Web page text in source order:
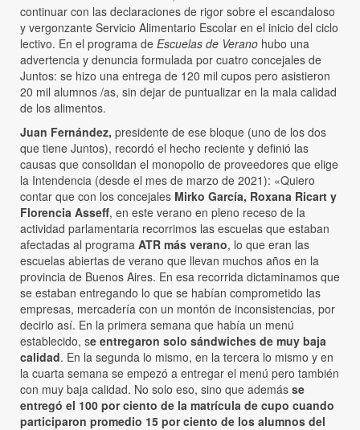
continuar con las declaraciones de rigor sobre el escandaloso
y vergonzante Servicio Alimentario Escolar en el inicio del ciclo
lectivo. En el programa de Escuelas de Verano hubo una
advertencia y denuncia formulada por cuatro concejales de
Juntos: se hizo una entrega de 120 mil cupos pero asistieron
20 mil alumnos /as, sin dejar de puntualizar en la mala calidad
de los alimentos.
Juan Fernández, presidente de ese bloque (uno de los dos
que tiene Juntos), recordó el hecho reciente y definió las
causas que consolidan el monopolio de proveedores que elige
la Intendencia (desde el mes de marzo de 2021): «Quiero
contar que con los concejales Mirko García, Roxana Ricart y
Florencia Asseff, en este verano en pleno receso de la
actividad parlamentaria recorrimos las escuelas que estaban
afectadas al programa ATR más verano, lo que eran las
escuelas abiertas de verano que llevan muchos años en la
provincia de Buenos Aires. En esa recorrida dictaminamos que
se estaban entregando lo que se habían comprometido las
empresas, mercadería con un montón de inconsistencias, por
decirlo así. En la primera semana que había un menú
establecido, se entregaron solo sándwiches de muy baja
calidad. En la segunda lo mismo, en la tercera lo mismo y en
la cuarta semana se empezó a entregar el menú pero también
con muy baja calidad. No solo eso, sino que además se
entregó el 100 por ciento de la matrícula de cupo cuando
participaron promedio 15 por ciento de los alumnos del